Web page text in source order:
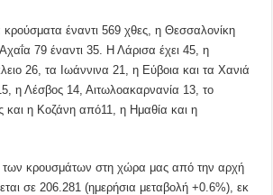
κρούσματα έναντι 569 χθες, η Θεσσαλονίκη
79 έναντι 35. Η Λάρισα έχει 45, η
26, τα Ιωάννινα 21, η Εύβοια και τα Χανιά
η Λέσβος 14, Αιτωλοακαρνανία 13, το
και η Κοζάνη από11, η Ημαθία και η
των κρουσμάτων στη χώρα μας από την αρχή
σε 206.281 (ημερήσια μεταβολή +0.6%), εκ